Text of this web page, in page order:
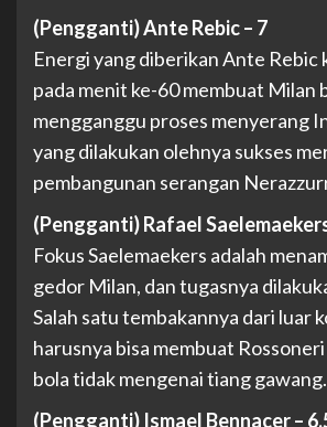
(Pengganti) Ante Rebic – 7
Energi yang diberikan Ante Rebic
pada menit ke-60 membuat Milan
mengganggu proses menyerang
yang dilakukan olehnya sukses
pembangunan serangan
(Pengganti) Rafael
Fokus Saelemaekers adalah
gedor Milan, dan tugasnya
Salah satu tembakannya dari luar
harusnya bisa membuat
bola tidak mengenai tiang gawang.
(Pengganti) Ismael Bennacer –